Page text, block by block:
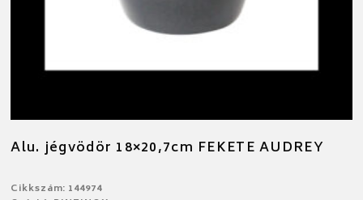
Alu. jégvödör 18×20,7cm FEKETE AUDREY
Cikkszám: 144974